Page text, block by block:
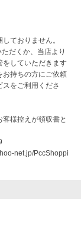
ておりません。
だくか、当店より
をしていただきます
お持ちの方にご依頼
をご利用くださ
様控えが領収書と
net.jp/PccShoppi